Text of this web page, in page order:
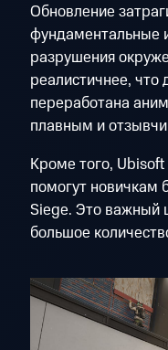
Обновление
фундаментальные
разрушения
реалистичнее,
переработана
плавным и
Кроме того,
помогут новичкам
Siege. Это важный
большое